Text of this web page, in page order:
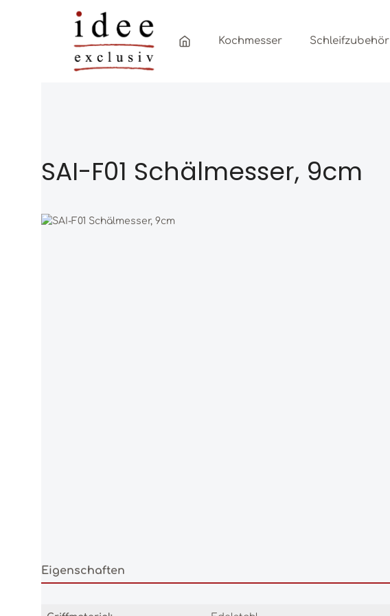
Zum Hauptinhalt springen
Zur Hauptnavigation springen
Kochmesser Schleifzubehör
SAI-F01 Schälmesser, 9cm
Bildergalerie überspringen
Eigenschaften